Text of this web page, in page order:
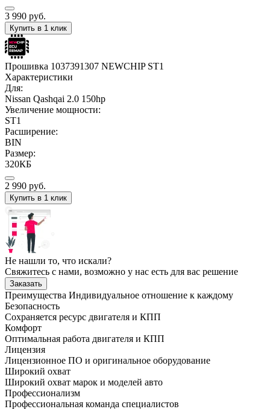
3 990 руб.
Купить в 1 клик
Прошивка 1037391307 NEWCHIP ST1
Характеристики
Для:
Nissan Qashqai 2.0 150hp
Увеличение мощности:
ST1
Расширение:
BIN
Размер:
320КБ
2 990 руб.
Купить в 1 клик
Не нашли то, что искали?
Свяжитесь с нами, возможно у нас есть для вас решение
Заказать
Преимущества Индивидуальное отношение к каждому
Безопасность
Сохраняется ресурс двигателя и КПП
Комфорт
Оптимальная работа двигателя и КПП
Лицензия
Лицензионное ПО и оригинальное оборудование
Широкий охват
Широкий охват марок и моделей авто
Профессионализм
Профессиональная команда специалистов